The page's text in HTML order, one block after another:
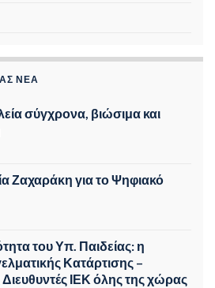
ΝΈΑ
σύγχρονα, βιώσιμα και
Ζαχαράκη για το Ψηφιακό
του Υπ. Παιδείας: η
Κατάρτισης –
ΙΕΚ όλης της χώρας